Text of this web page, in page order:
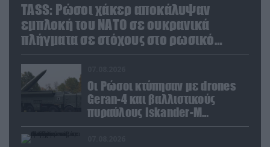
TASS: Ρώσοι χάκερ αποκάλυψαν
εμπλοκή του ΝΑΤΟ σε ουκρανικά
πλήγματα σε στόχους στο ρωσικό
έδαφος!
Οι Ρώσοι κτύπησαν με drones
Geran-4 και βαλλιστικούς
πυραύλους Iskander-M
ουκρανικό τρένο με